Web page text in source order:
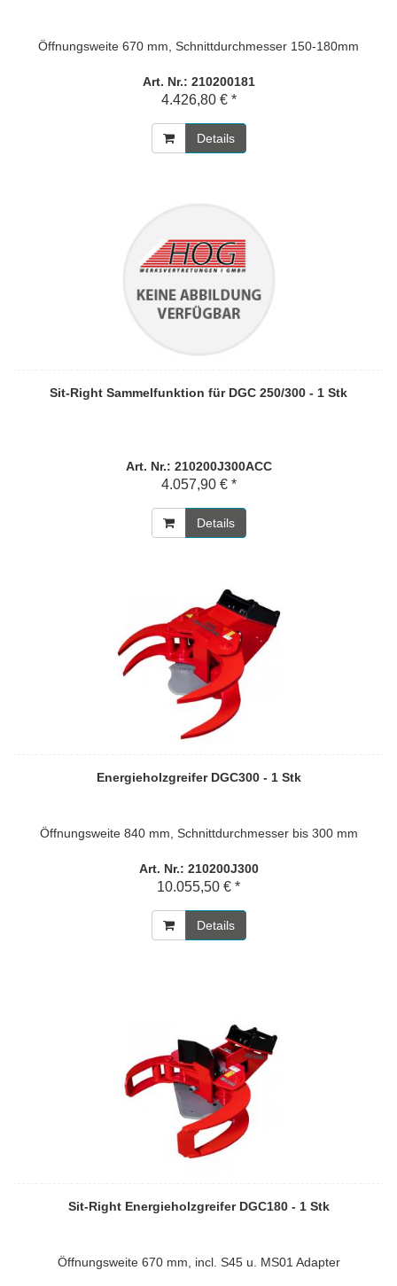
Öffnungsweite 670 mm, Schnittdurchmesser 150-180mm
Art. Nr.: 210200181
4.426,80 € *
Details
Sit-Right Sammelfunktion für DGC 250/300 - 1 Stk
Art. Nr.: 210200J300ACC
4.057,90 € *
Details
Energieholzgreifer DGC300 - 1 Stk
Öffnungsweite 840 mm, Schnittdurchmesser bis 300 mm
Art. Nr.: 210200J300
10.055,50 € *
Details
Sit-Right Energieholzgreifer DGC180 - 1 Stk
Öffnungsweite 670 mm, incl. S45 u. MS01 Adapter